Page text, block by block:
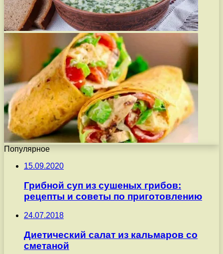
Популярное
15.09.2020
Грибной суп из сушеных грибов:
рецепты и советы по приготовлению
24.07.2018
Диетический салат из кальмаров со
сметаной